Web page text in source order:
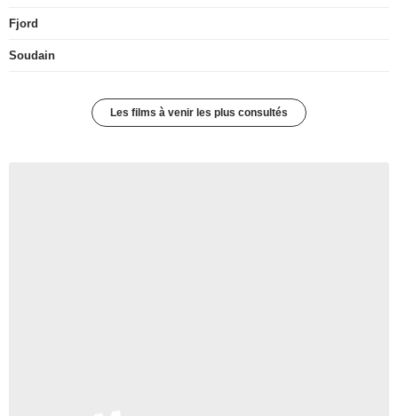
Fjord
Soudain
Les films à venir les plus consultés